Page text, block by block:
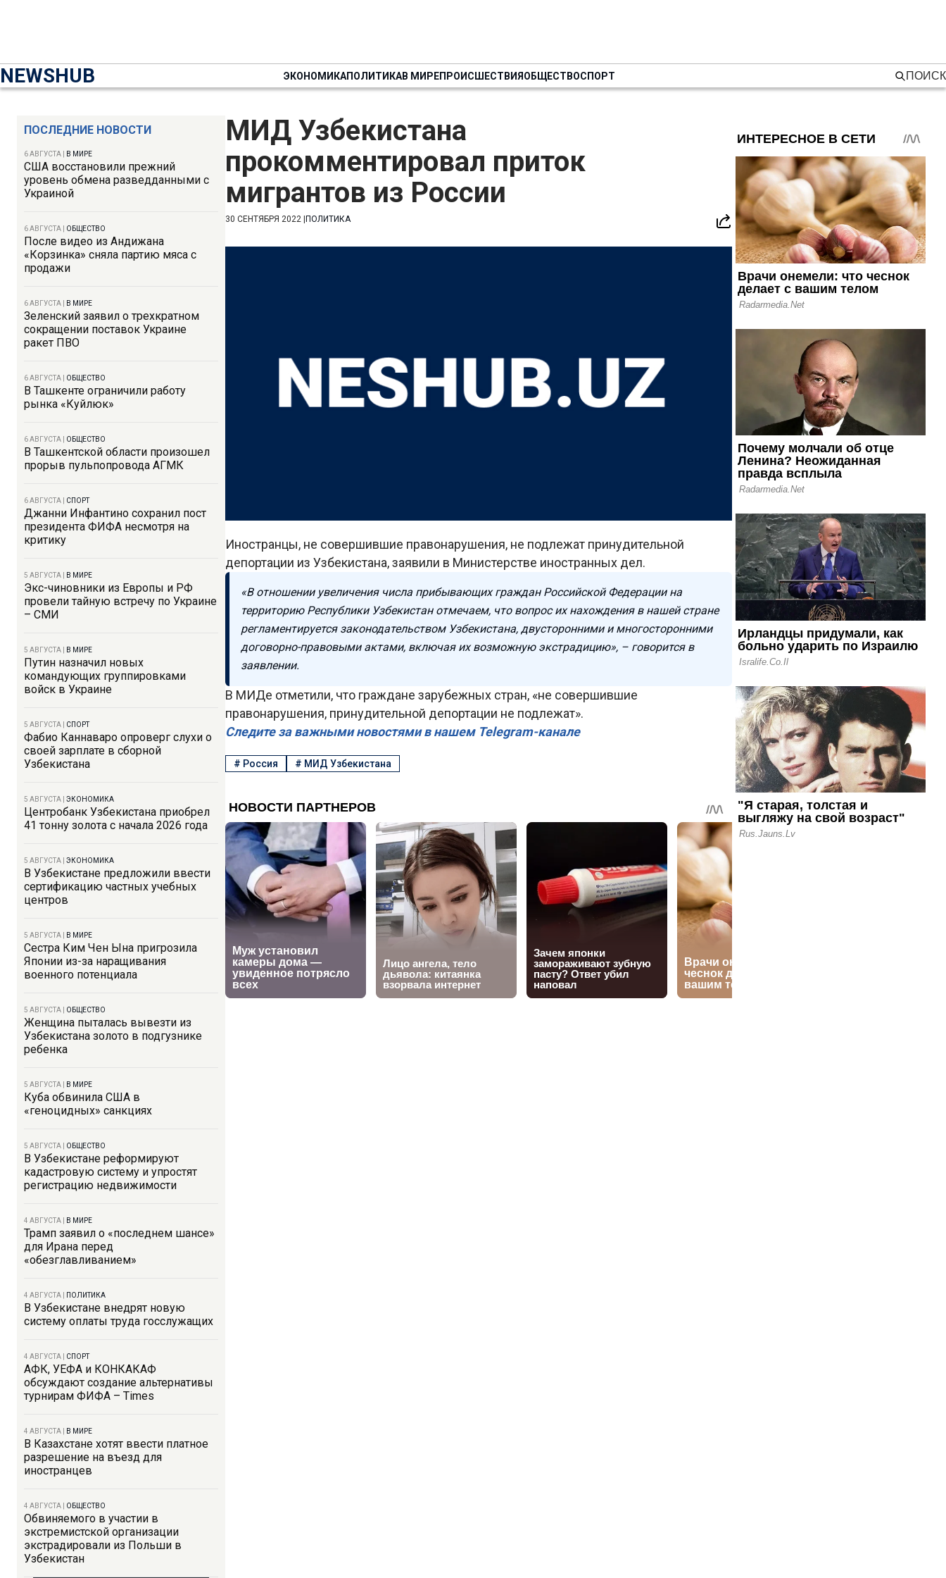
NEWSHUB ЭКОНОМИКАПОЛИТИКАВ МИРЕПРОИСШЕСТВИЯОБЩЕСТВОСПОРТ ПОИСК
ПОСЛЕДНИЕ НОВОСТИ
6 АВГУСТА В МИРЕ
США восстановили прежний
уровень обмена разведданными с
Украиной
6 АВГУСТА ОБЩЕСТВО
После видео из Андижана
«Корзинка» сняла партию мяса с
продажи
6 АВГУСТА В МИРЕ
Зеленский заявил о трехкратном
сокращении поставок Украине
ракет ПВО
6 АВГУСТА ОБЩЕСТВО
В Ташкенте ограничили работу
рынка «Куйлюк»
6 АВГУСТА ОБЩЕСТВО
В Ташкентской области произошел
прорыв пульпопровода АГМК
6 АВГУСТА СПОРТ
Джанни Инфантино сохранил пост
президента ФИФА несмотря на
критику
5 АВГУСТА В МИРЕ
Экс-чиновники из Европы и РФ
провели тайную встречу по Украине
– СМИ
5 АВГУСТА В МИРЕ
Путин назначил новых
командующих группировками
войск в Украине
5 АВГУСТА СПОРТ
Фабио Каннаваро опроверг слухи о
своей зарплате в сборной
Узбекистана
5 АВГУСТА ЭКОНОМИКА
Центробанк Узбекистана приобрел
41 тонну золота с начала 2026 года
5 АВГУСТА ЭКОНОМИКА
В Узбекистане предложили ввести
сертификацию частных учебных
центров
5 АВГУСТА В МИРЕ
Сестра Ким Чен Ына пригрозила
Японии из-за наращивания
военного потенциала
5 АВГУСТА ОБЩЕСТВО
Женщина пыталась вывезти из
Узбекистана золото в подгузнике
ребенка
5 АВГУСТА В МИРЕ
Куба обвинила США в
«геноцидных» санкциях
5 АВГУСТА ОБЩЕСТВО
В Узбекистане реформируют
кадастровую систему и упростят
регистрацию недвижимости
4 АВГУСТА В МИРЕ
Трамп заявил о «последнем шансе»
для Ирана перед
«обезглавливанием»
4 АВГУСТА ПОЛИТИКА
В Узбекистане внедрят новую
систему оплаты труда госслужащих
4 АВГУСТА СПОРТ
АФК, УЕФА и КОНКАКАФ
обсуждают создание альтернативы
турнирам ФИФА – Times
4 АВГУСТА В МИРЕ
В Казахстане хотят ввести платное
разрешение на въезд для
иностранцев
4 АВГУСТА ОБЩЕСТВО
Обвиняемого в участии в
экстремистской организации
экстрадировали из Польши в
Узбекистан
МИД Узбекистана
прокомментировал приток
мигрантов из России
30 СЕНТЯБРЯ 2022 ПОЛИТИКА
Иностранцы, не совершившие правонарушения, не подлежат принудительной
депортации из Узбекистана, заявили в Министерстве иностранных дел.
«В отношении увеличения числа прибывающих граждан Российской Федерации на
территорию Республики Узбекистан отмечаем, что вопрос их нахождения в нашей стране
регламентируется законодательством Узбекистана, двусторонними и многосторонними
договорно-правовыми актами, включая их возможную экстрадицию», – говорится в
заявлении.
В МИДе отметили, что граждане зарубежных стран, «не совершившие
правонарушения, принудительной депортации не подлежат».
Следите за важными новостями в нашем Telegram-канале
# Россия # МИД Узбекистана